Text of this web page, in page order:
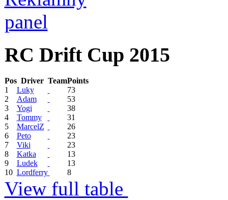
RC Drift Cup 2015
Pos Driver TeamPoints
1
Luky
73
2
Adam
53
3
Yogi
38
4
Tommy
31
5
MarcelZ
26
6
Peto
23
7
Viki
23
8
Katka
13
9
Ludek
13
10 Lordferry 8
View full table